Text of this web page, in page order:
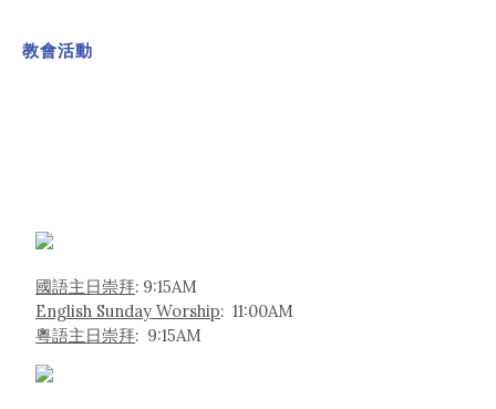
教會活動
國語主日崇拜: 9:15AM
English Sunday Worship: 11:00AM
粵語主日崇拜: 9:15AM